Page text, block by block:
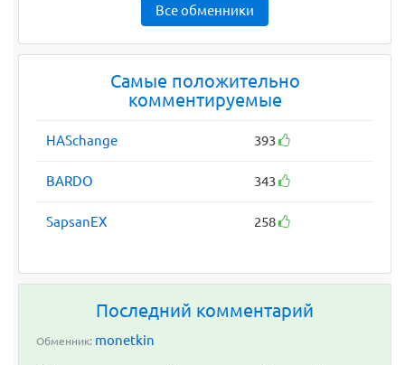
Все обменники
Самые положительно
комментируемые
HASchange 393
BARDO 343
SapsanEX 258
Последний комментарий
Обменник: monetkin